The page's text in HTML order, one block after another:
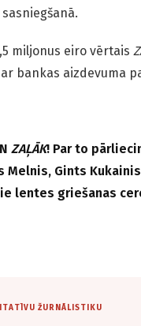
miljonus eiro vērtais
bankas aizdevuma
ZAĻĀK! Par to
Melnis, Gints
lentes griešanas
ŽURNĀLISTIKU